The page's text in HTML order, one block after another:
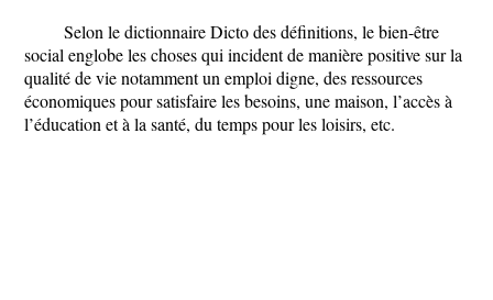
Selon le dictionnaire Dicto des définitions, le bien-être
social englobe les choses qui incident de manière positive sur la
qualité de vie notamment un emploi digne, des ressources
économiques pour satisfaire les besoins, une maison, l’accès à
l’éducation et à la santé, du temps pour les loisirs, etc.